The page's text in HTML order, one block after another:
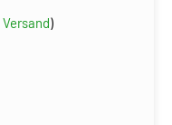
Versand)